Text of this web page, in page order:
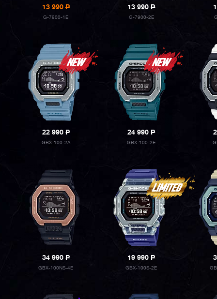
13 990P
G-7900-1E
13 990P
G-7900-2E
22 990P
GBX-100-2A
24 990P
GBX-100-2E
34 990P
GBX-100NS-4E
19 990P
GBX-100S-2E